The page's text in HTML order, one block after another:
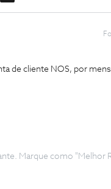
de cliente NOS, por
Marque como "Melhor